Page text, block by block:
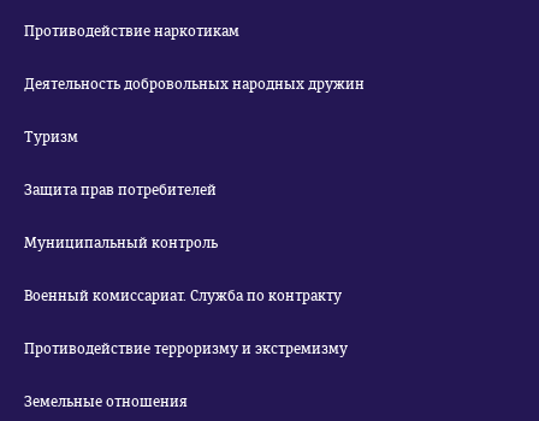
Противодействие наркотикам
Деятельность добровольных народных дружин
Туризм
Защита прав потребителей
Муниципальный контроль
Военный комиссариат. Служба по контракту
Противодействие терроризму и экстремизму
Земельные отношения